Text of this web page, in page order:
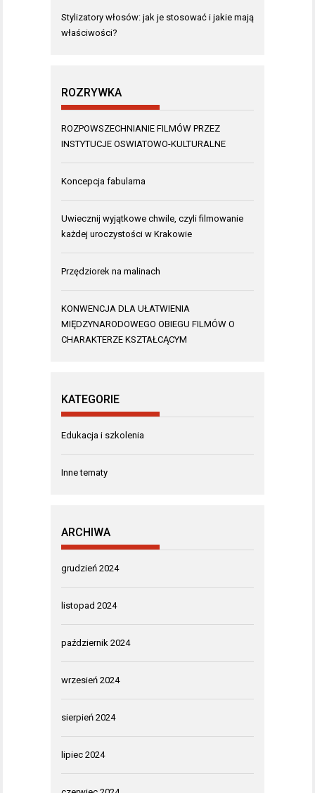
Stylizatory włosów: jak je stosować i jakie mają
właściwości?
ROZRYWKA
ROZPOWSZECHNIANIE FILMÓW PRZEZ
INSTYTUCJE OSWIATOWO-KULTURALNE
Koncepcja fabularna
Uwiecznij wyjątkowe chwile, czyli filmowanie
każdej uroczystości w Krakowie
Przędziorek na malinach
KONWENCJA DLA UŁATWIENIA
MIĘDZYNARODOWEGO OBIEGU FILMÓW O
CHARAKTERZE KSZTAŁCĄCYM
KATEGORIE
Edukacja i szkolenia
Inne tematy
ARCHIWA
grudzień 2024
listopad 2024
październik 2024
wrzesień 2024
sierpień 2024
lipiec 2024